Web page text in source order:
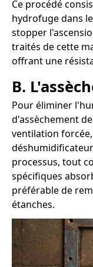
Ce procédé
hydrofuge dans
stopper
traités de cette
offrant une
B.
Pour éliminer
d'assèchement
ventilation
processus, tout
spécifiques
préférable de
étanches.